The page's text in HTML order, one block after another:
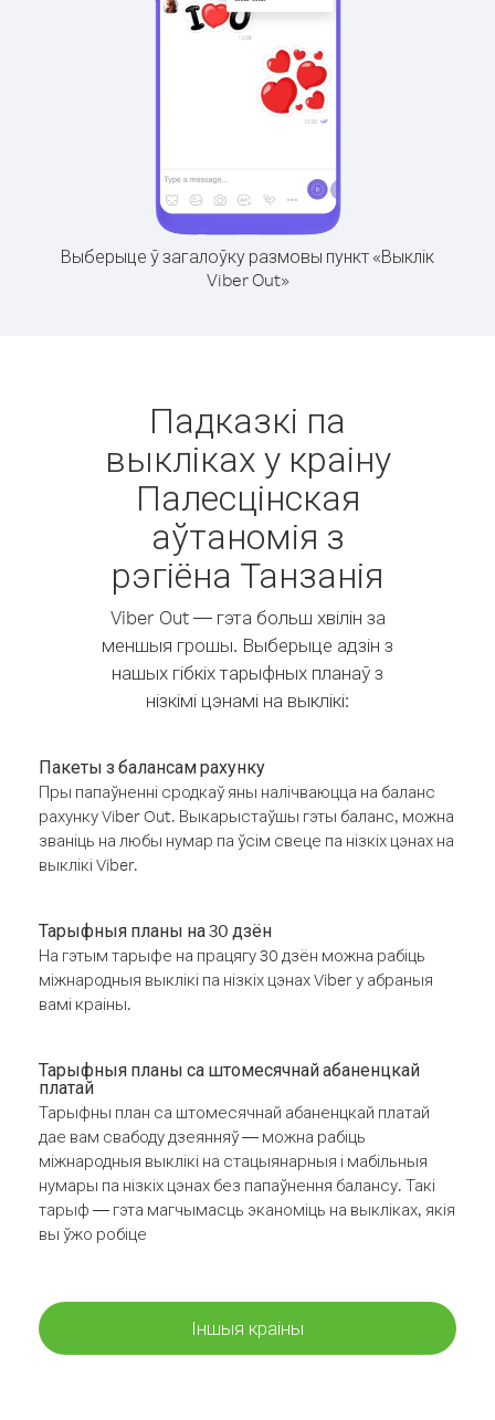
Выберыце ў загалоўку размовы пункт «Выклік
Viber Out»
Падказкі па
выкліках у краіну
Палесцінская
аўтаномія з
рэгіёна Танзанія
Viber Out — гэта больш хвілін за
меншыя грошы. Выберыце адзін з
нашых гібкіх тарыфных планаў з
нізкімі цэнамі на выклікі:
Пакеты з балансам рахунку
Пры папаўненні сродкаў яны налічваюцца на баланс
рахунку Viber Out. Выкарыстаўшы гэты баланс, можна
званіць на любы нумар па ўсім свеце па нізкіх цэнах на
выклікі Viber.
Тарыфныя планы на 30 дзён
На гэтым тарыфе на працягу 30 дзён можна рабіць
міжнародныя выклікі па нізкіх цэнах Viber у абраныя
вамі краіны.
Тарыфныя планы са штомесячнай абаненцкай
платай
Тарыфны план са штомесячнай абаненцкай платай
дае вам свабоду дзеянняў — можна рабіць
міжнародныя выклікі на стацыянарныя і мабільныя
нумары па нізкіх цэнах без папаўнення балансу. Такі
тарыф — гэта магчымасць эканоміць на выкліках, якія
вы ўжо робіце
Іншыя краіны